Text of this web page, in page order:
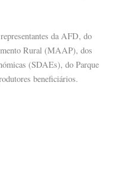
da AFD, do
Rural (MAAP), dos
(SDAEs), do Parque
beneficiários.